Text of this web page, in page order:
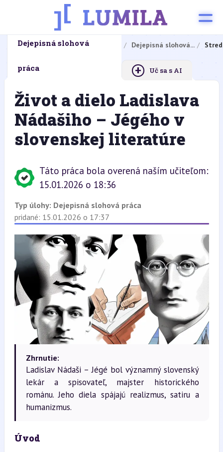
Domovská stránka Domáce úlohy Dejepisná slohová...
Dejepisná slohová
práca + Uč sa s AI
Život a dielo Ladislava
Nádašiho – Jégého v
slovenskej literatúre
Táto práca bola overená naším učiteľom:
15.01.2026 o 18:36
Typ úlohy: Dejepisná slohová práca
pridané: 15.01.2026 o 17:37
Zhrnutie:
Ladislav Nádaši – Jégé bol významný slovenský
lekár a spisovateľ, majster historického
románu. Jeho diela spájajú realizmus, satiru a
humanizmus.
Úvod